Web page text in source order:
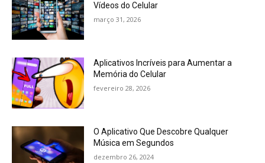
Vídeos do Celular
março 31, 2026
Aplicativos Incríveis para Aumentar a
Memória do Celular
fevereiro 28, 2026
O Aplicativo Que Descobre Qualquer
Música em Segundos
dezembro 26, 2024